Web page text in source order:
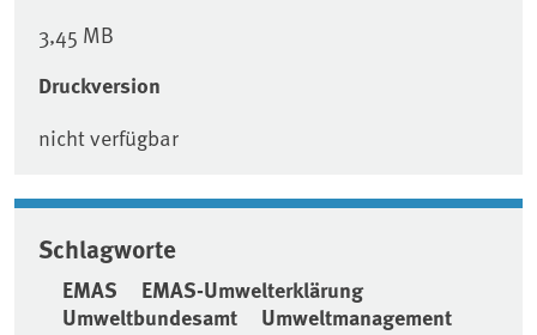
3,45 MB
Druckversion
nicht verfügbar
Schlagworte
EMAS
EMAS-Umwelterklärung
Umweltbundesamt
Umweltmanagement